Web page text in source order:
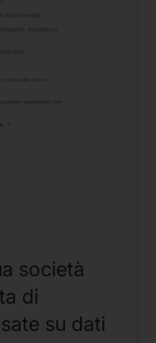
società
di
su dati